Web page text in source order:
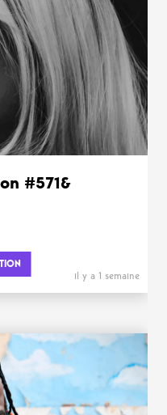
#571&
il y a 1 semaine